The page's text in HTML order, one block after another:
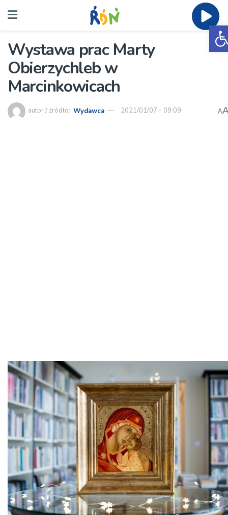
Wystawa prac Marty
Obierzychleb w
Marcinkowicach
autor / źródło: Wydawca 2021/01/07 - 09:09 A